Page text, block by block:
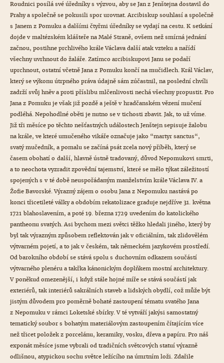
Roudnici posílá své úředníky s výzvou, aby se Jan z Jenštejna dostavil do
Prahy a společně se pokusili spor urovnat. Arcibiskup souhlasí a společně
s Janem z Pomuku a dalšími čtyřmi úředníky se vydají na cestu. K setkání
dojde v maltézském klášteře na Malé Straně, ovšem než smírná jednání
začnou, postihne prchlivého krále Václava další atak vzteku a nařídí
všechny uvrhnout do žaláře. Zatímco arcibiskupovi Janu se podaří
uprchnout, ostatní včetně Jana z Pomuku končí na mučidlech. Král Václav,
který se výkonu útrpného práva údajně sám zúčastnil, na poslední chvíli
zadrží svůj hněv a proti příslibu mlčenlivosti nechá všechny propustit. Pro
Jana z Pomuku je však již pozdě a ještě v hradčanském vězení mučení
podléhá. Nepohodlné oběti je nutno se v tichosti zbavit. Jak, to už víme.
Již tři měsíce po těchto nešťastných událostech Jenštejn sepisuje žalobu
na krále, ve které umučeného vikáře označuje jako “martyr sanctus“,
svatý mučedník, a pomalu se začíná psát zcela nový příběh, který se
časem obohatí o další, hlavně ústně tradovaný, důvod Nepomukovi smrti,
a to neochota vyzradit zpovědní tajemství, které se mělo týkat záležitostí
spojených s v té době neuspořádaným manželstvím krále Václava IV. a
Žofie Bavorské. Výrazný zájem o osobu Jana z Nepomuku nastává po
konci třicetileté války a obdobím rekatolizace graduje nejdříve 31. května
1721 blahoslavením, a poté 19. března 1729 uvedením do katolického
pantheonu svatých. Asi bychom mezi světci těžko hledali jiného, který by
byl tak výrazným způsobem reflektován jak v oficiálním, tak zlidovělém
výtvarném pojetí, a to jak v českém, tak německém jazykovém prostředí.
Od barokního období se stává spolu s duchovním odkazem součástí
výtvarného plenéru a takřka kánonickým doplňkem mostní architektury.
V poněkud omezenější, i když stále hojné míře se stává součástí jak
exteriérů, tak interiérů sakrálních staveb a lidských obydlí, což může být
jistým důvodem pro poměrně bohaté zastoupení tématu svatého Jana
z Nepomuku v rámci Loketské sbírky. V té vytváří jakýsi samostatný
tematický soubor s bohatým materiálovým zastoupením čítajícím více
než třicet položek z porcelánu, keramiky, vosku, dřeva a papíru. Pro náš
exponát měsíce jsme vybrali od tradičních světcových statuí výrazně
odlišnou, atypickou sochu světce ležícího na úmrtním loži. Zdařile